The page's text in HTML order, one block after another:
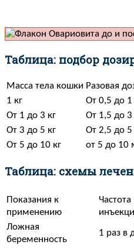
Таблица: подбор
Масса тела кошки Разовая
1 кг
От 0,5 до
От 1 до 3 кг
От 1,5 до
От 3 до 5 кг
От 2,5 до
От 5 до 10 кг
от 5 до 10
Таблица: схемы
Показания к
применению
Частота
Ложная
беременность
1 раз в